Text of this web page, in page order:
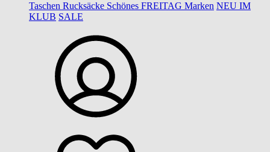
Taschen Rucksäcke Schönes FREITAG Marken NEU IM
KLUB SALE